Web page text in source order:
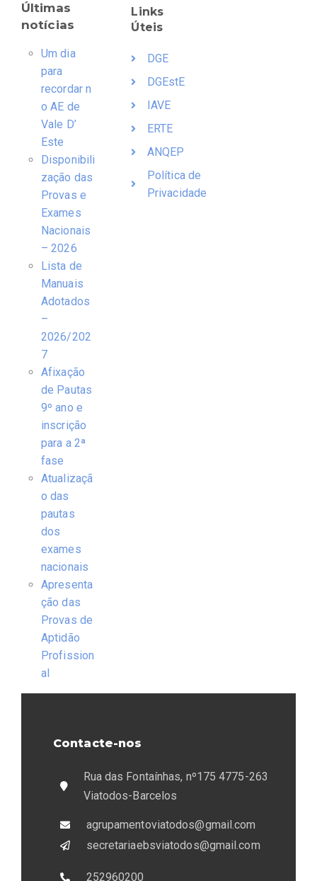
Últimas
notícias
Um dia
para
recordar n
o AE de
Vale D’
Este
Disponibili
zação das
Provas e
Exames
Nacionais
– 2026
Lista de
Manuais
Adotados
–
2026/202
7
Afixação
de Pautas
9º ano e
inscrição
para a 2ª
fase
Atualizaçã
o das
pautas
dos
exames
nacionais
Apresenta
ção das
Provas de
Aptidão
Profission
al
Links
Úteis
DGE
DGEstE
IAVE
ERTE
ANQEP
Política de
Privacidade
Contacte-nos
Rua das Fontaínhas, nº175 4775-263
Viatodos-Barcelos
agrupamentoviatodos@gmail.com
secretariaebsviatodos@gmail.com
252960200